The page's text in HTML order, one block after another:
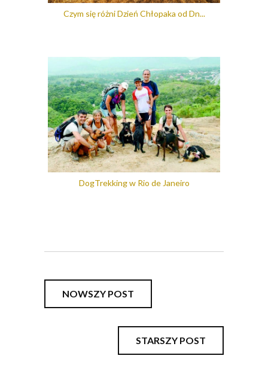
Czym się różni Dzień Chłopaka od Dn...
DogTrekking w Rio de Janeiro
NOWSZY POST
STARSZY POST